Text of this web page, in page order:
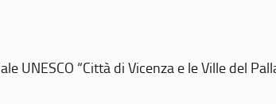
UNESCO “Città di Vicenza e le Ville del